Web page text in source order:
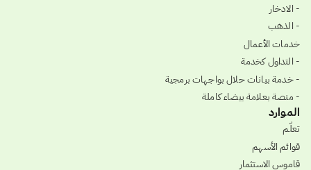
- الادخار
- الذهب
خدمات الأعمال
- التداول كخدمة
- خدمة بيانات حلال بواجهات برمجية
- منصة بعلامة بيضاء كاملة
الموارد
تعلّم
قوائم الأسهم
قاموس الاستثمار